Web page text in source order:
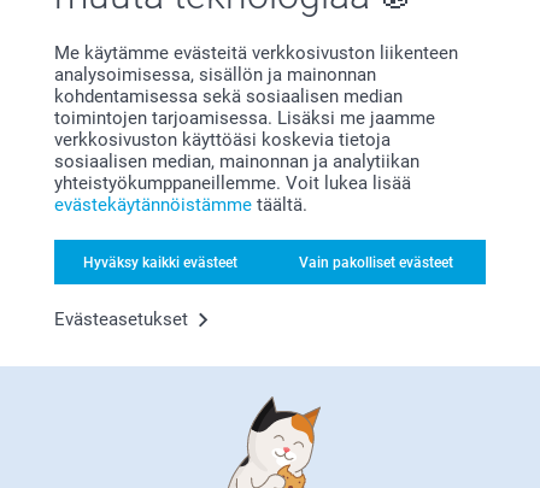
Me käytämme evästeitä verkkosivuston liikenteen
analysoimisessa, sisällön ja mainonnan
kohdentamisessa sekä sosiaalisen median
toimintojen tarjoamisessa. Lisäksi me jaamme
verkkosivuston käyttöäsi koskevia tietoja
sosiaalisen median, mainonnan ja analytiikan
yhteistyökumppaneillemme. Voit lukea lisää
evästekäytännöistämme täältä.
Hyväksy kaikki evästeet Vain pakolliset evästeet
Evästeasetukset
Miksismartphoto